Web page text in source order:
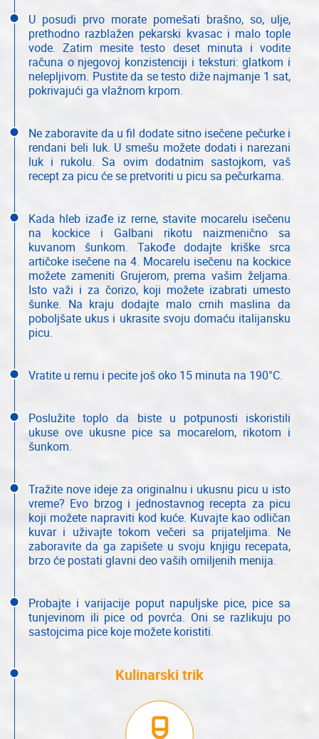
U posudi prvo morate pomešati brašno, so, ulje,
prethodno razblažen pekarski kvasac i malo tople
vode. Zatim mesite testo deset minuta i vodite
računa o njegovoj konzistenciji i teksturi: glatkom i
nelepljivom. Pustite da se testo diže najmanje 1 sat,
pokrivajući ga vlažnom krpom.
Ne zaboravite da u fil dodate sitno isečene pečurke i
rendani beli luk. U smešu možete dodati i narezani
luk i rukolu. Sa ovim dodatnim sastojkom, vaš
recept za picu će se pretvoriti u picu sa pečurkama.
Kada hleb izađe iz rerne, stavite mocarelu isečenu
na kockice i Galbani rikotu naizmenično sa
kuvanom šunkom. Takođe dodajte kriške srca
artičoke isečene na 4. Mocarelu isečenu na kockice
možete zameniti Grujerom, prema vašim željama.
Isto važi i za čorizo, koji možete izabrati umesto
šunke. Na kraju dodajte malo crnih maslina da
poboljšate ukus i ukrasite svoju domaću italijansku
picu.
Vratite u rernu i pecite još oko 15 minuta na 190°C.
Poslužite toplo da biste u potpunosti iskoristili
ukuse ove ukusne pice sa mocarelom, rikotom i
šunkom.
Tražite nove ideje za originalnu i ukusnu picu u isto
vreme? Evo brzog i jednostavnog recepta za picu
koji možete napraviti kod kuće. Kuvajte kao odličan
kuvar i uživajte tokom večeri sa prijateljima. Ne
zaboravite da ga zapišete u svoju knjigu recepata,
brzo će postati glavni deo vaših omiljenih menija.
Probajte i varijacije poput napuljske pice, pice sa
tunjevinom ili pice od povrća. Oni se razlikuju po
sastojcima pice koje možete koristiti.
Kulinarski trik